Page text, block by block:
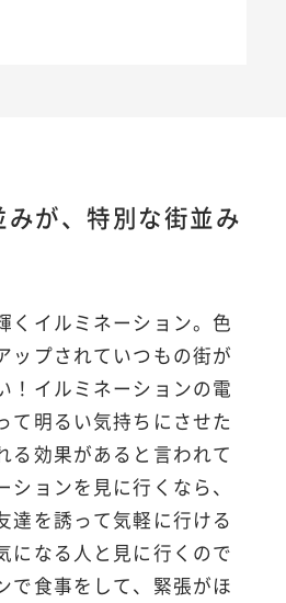
みが、特別な街並み
くイルミネーション。色
ップされていつもの街が
！イルミネーションの電
て明るい気持ちにさせた
る効果があると言われて
ションを見に行くなら、
達を誘って気軽に行ける
になる人と見に行くので
で食事をして、緊張がほ